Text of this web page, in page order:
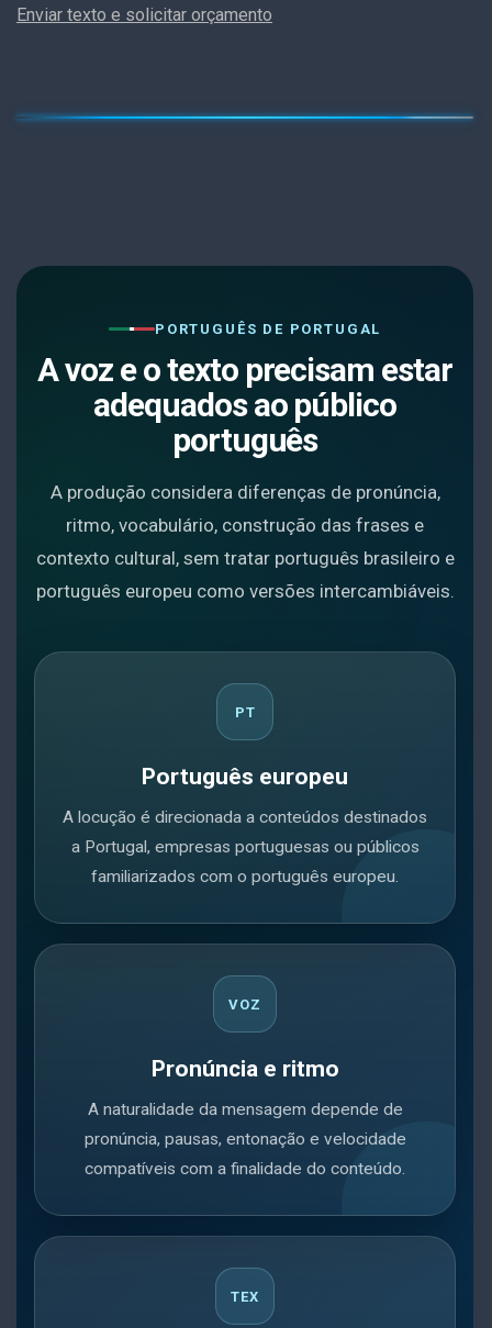
Enviar texto e solicitar orçamento
PORTUGUÊS DE PORTUGAL
A voz e o texto precisam estar
adequados ao público
português
A produção considera diferenças de pronúncia,
ritmo, vocabulário, construção das frases e
contexto cultural, sem tratar português brasileiro e
português europeu como versões intercambiáveis.
PT
Português europeu
A locução é direcionada a conteúdos destinados
a Portugal, empresas portuguesas ou públicos
familiarizados com o português europeu.
VOZ
Pronúncia e ritmo
A naturalidade da mensagem depende de
pronúncia, pausas, entonação e velocidade
compatíveis com a finalidade do conteúdo.
TEX